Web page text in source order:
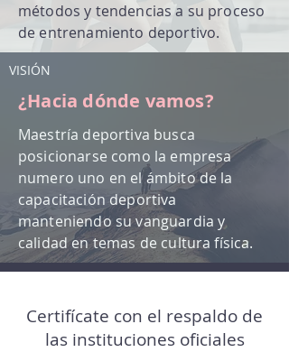
métodos y tendencias a su proceso
de entrenamiento deportivo.
VISIÓN
¿Hacia dónde vamos?
Maestría deportiva busca
posicionarse como la empresa
numero uno en el ámbito de la
capacitación deportiva
manteniendo su vanguardia y
calidad en temas de cultura física.
Certifícate con el respaldo de
las instituciones oficiales